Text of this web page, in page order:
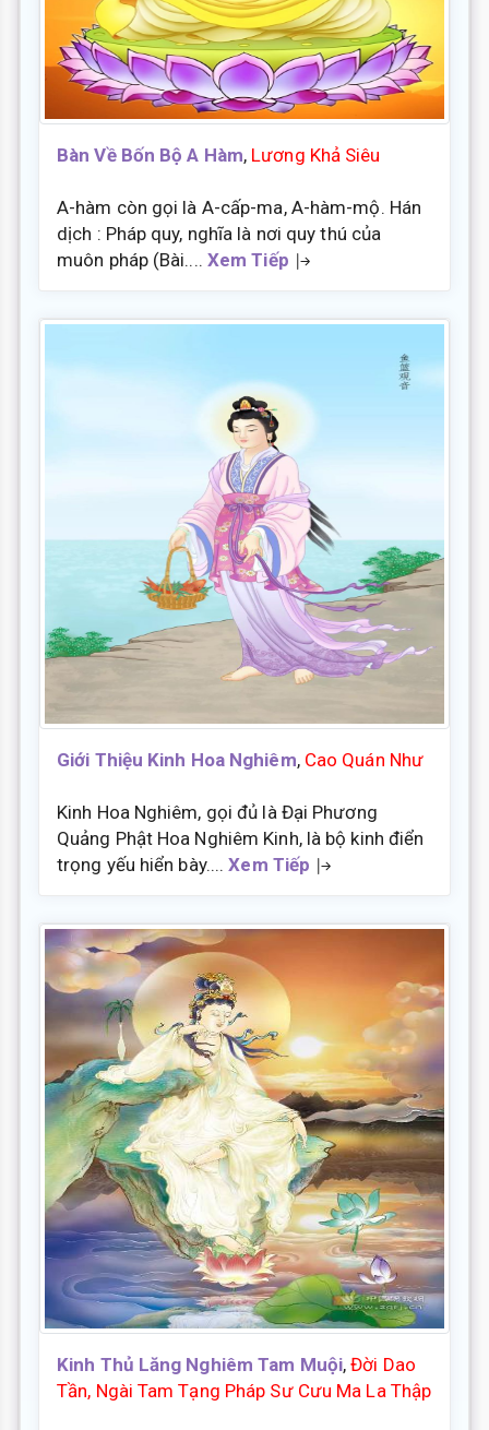
Bàn Về Bốn Bộ A Hàm, Lương Khả Siêu
A-hàm còn gọi là A-cấp-ma, A-hàm-mộ. Hán
dịch : Pháp quy, nghĩa là nơi quy thú của
muôn pháp (Bài.... Xem Tiếp
Giới Thiệu Kinh Hoa Nghiêm, Cao Quán Như
Kinh Hoa Nghiêm, gọi đủ là Đại Phương
Quảng Phật Hoa Nghiêm Kinh, là bộ kinh điển
trọng yếu hiển bày....Xem Tiếp
Kinh Thủ Lăng Nghiêm Tam Muội,Đời Dao
Tần, Ngài Tam Tạng Pháp Sư Cưu Ma La Thập